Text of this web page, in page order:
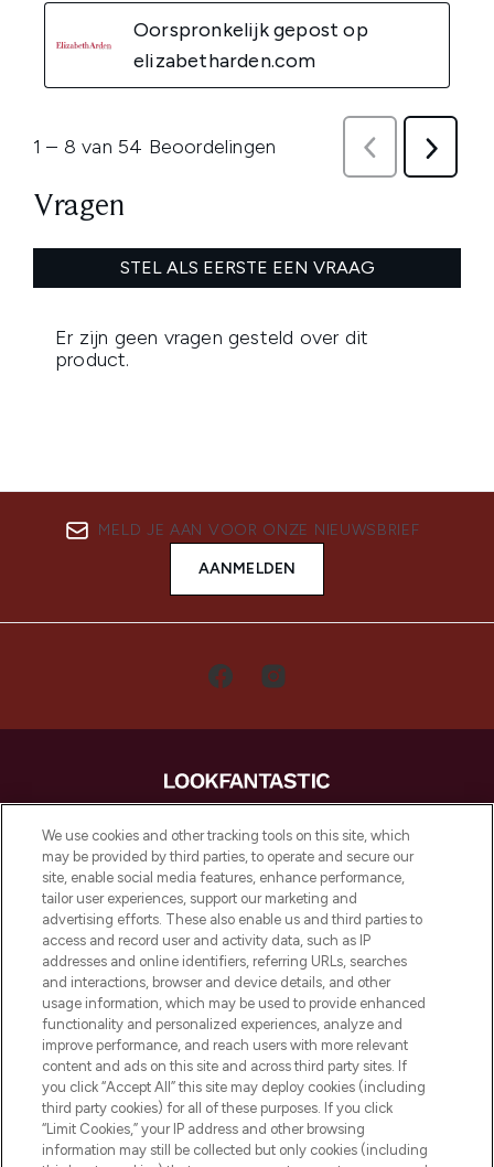
MELD JE AAN VOOR ONZE NIEUWSBRIEF
AANMELDEN
LOOKFANTASTIC is de ultieme online
beautybestemming van Europa, met de
beste huidverzorging, haarproducten en
make-up van meer dan 200 topmerken.
Shop online of via de app, met gratis
verzending vanaf €40.
Cookie-toestemming
Do Not Sell or Share My Personal
Information
HELP & INFORMATIE
BEDRIJFSINFORMATIE
We use cookies and other tracking tools on this site, which
may be provided by third parties, to operate and secure our
site, enable social media features, enhance performance,
tailor user experiences, support our marketing and
advertising efforts. These also enable us and third parties to
access and record user and activity data, such as IP
addresses and online identifiers, referring URLs, searches
and interactions, browser and device details, and other
usage information, which may be used to provide enhanced
functionality and personalized experiences, analyze and
improve performance, and reach users with more relevant
content and ads on this site and across third party sites. If
you click “Accept All” this site may deploy cookies (including
third party cookies) for all of these purposes. If you click
“Limit Cookies,” your IP address and other browsing
information may still be collected but only cookies (including